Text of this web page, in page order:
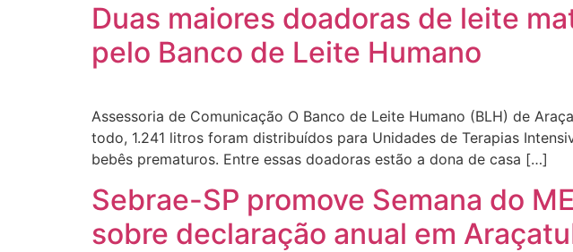
Duas maiores doadoras de leite
pelo Banco de Leite Humano
Assessoria de Comunicação O Banco de Leite Humano (BLH) de
todo, 1.241 litros foram distribuídos para Unidades de Terapias
bebês prematuros. Entre essas doadoras estão a dona de casa […]
Sebrae-SP promove Semana do
sobre declaração anual em